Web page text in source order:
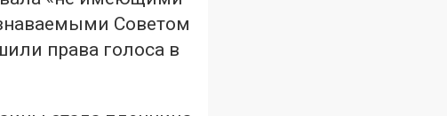
Советом
права голоса в